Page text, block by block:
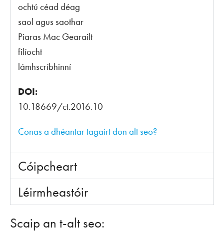
ochtú céad déag
saol agus saothar
Piaras Mac Gearailt
filíocht
lámhscríbhinní
DOI:
10.18669/ct.2016.10
Conas a dhéantar tagairt don alt seo?
Cóipcheart
Léirmheastóir
Scaip an t-alt seo: